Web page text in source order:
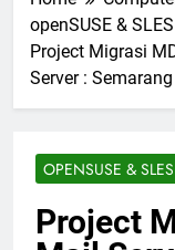
openSUSE & SLES
Project Migrasi
Server :
OPENSUSE & SLES
Project